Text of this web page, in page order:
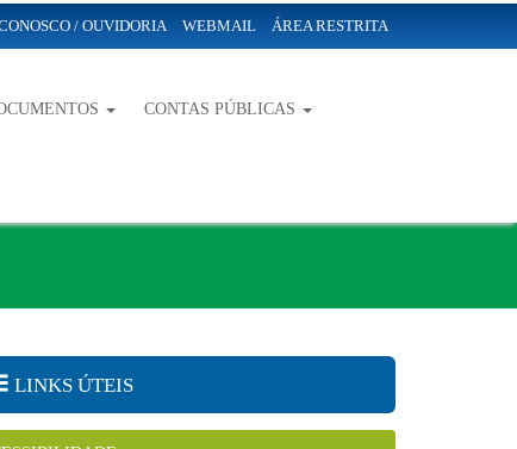
/ OUVIDORIA WEBMAIL ÁREA RESTRITA
CONTAS PÚBLICAS
LINKS ÚTEIS